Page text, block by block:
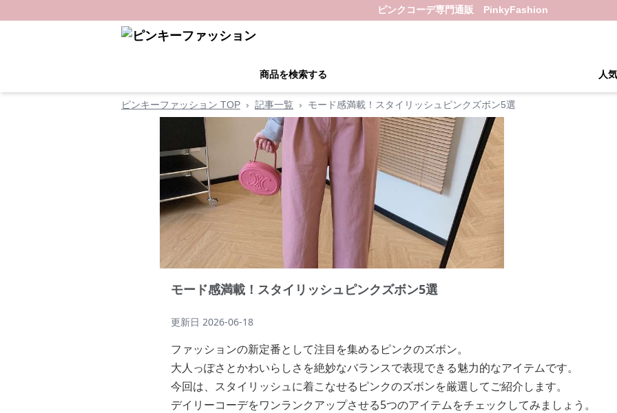
ピンクコーデ専門通販 PinkyFashion
商品を検索する 人
ピンキーファッション TOP › 記事一覧 › モード感満載！スタイリッシュピンクズボン5選
モード感満載！スタイリッシュピンクズボン5選
更新日 2026-06-18
ファッションの新定番として注目を集めるピンクのズボン。
大人っぽさとかわいらしさを絶妙なバランスで表現できる魅力的なアイテムです。
今回は、スタイリッシュに着こなせるピンクのズボンを厳選してご紹介します。
デイリーコーデをワンランクアップさせる5つのアイテムをチェックしてみましょう。